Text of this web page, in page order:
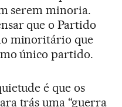
serem minoria.
que o Partido
minoritário que
único partido.
é que os
trás uma “guerra